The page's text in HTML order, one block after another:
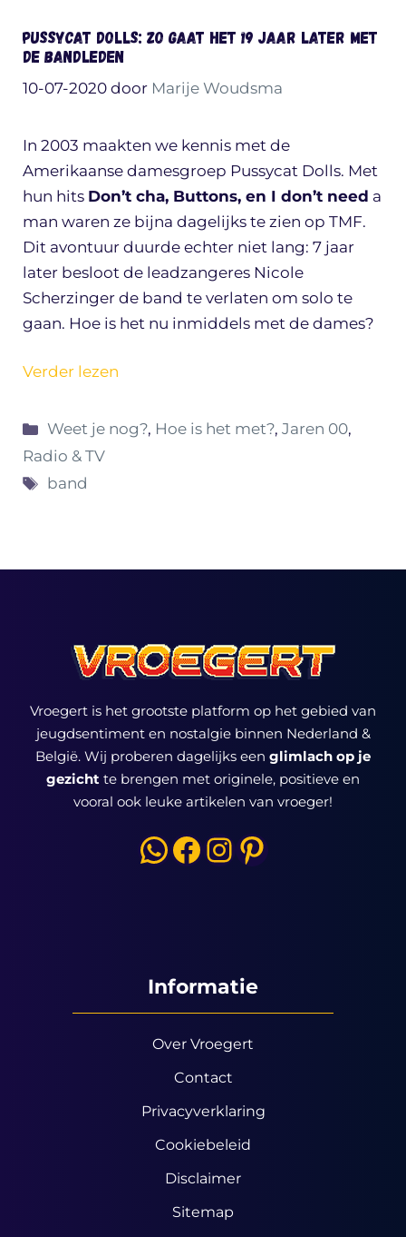
Pussycat Dolls: zo gaat het 19 jaar later met
de bandleden
10-07-2020 door Marije Woudsma
In 2003 maakten we kennis met de
Amerikaanse damesgroep Pussycat Dolls. Met
hun hits Don’t cha, Buttons, en I don’t need a
man waren ze bijna dagelijks te zien op TMF.
Dit avontuur duurde echter niet lang: 7 jaar
later besloot de leadzangeres Nicole
Scherzinger de band te verlaten om solo te
gaan. Hoe is het nu inmiddels met de dames?
Verder lezen
Categorieën
Weet je nog?, Hoe is het met?,Jaren 00,
Radio & TV
Tags
band
Vroegert is het grootste platform op het gebied van
jeugdsentiment en nostalgie binnen Nederland &
België. Wij proberen dagelijks een glimlach op je
gezicht te brengen met originele, positieve en
vooral ook leuke artikelen van vroeger!
WhatsApp
Facebook
Instagram
Pinterest
Informatie
Over Vroegert
Contact
Privacyverklaring
Cookiebeleid
Disclaimer
Sitemap